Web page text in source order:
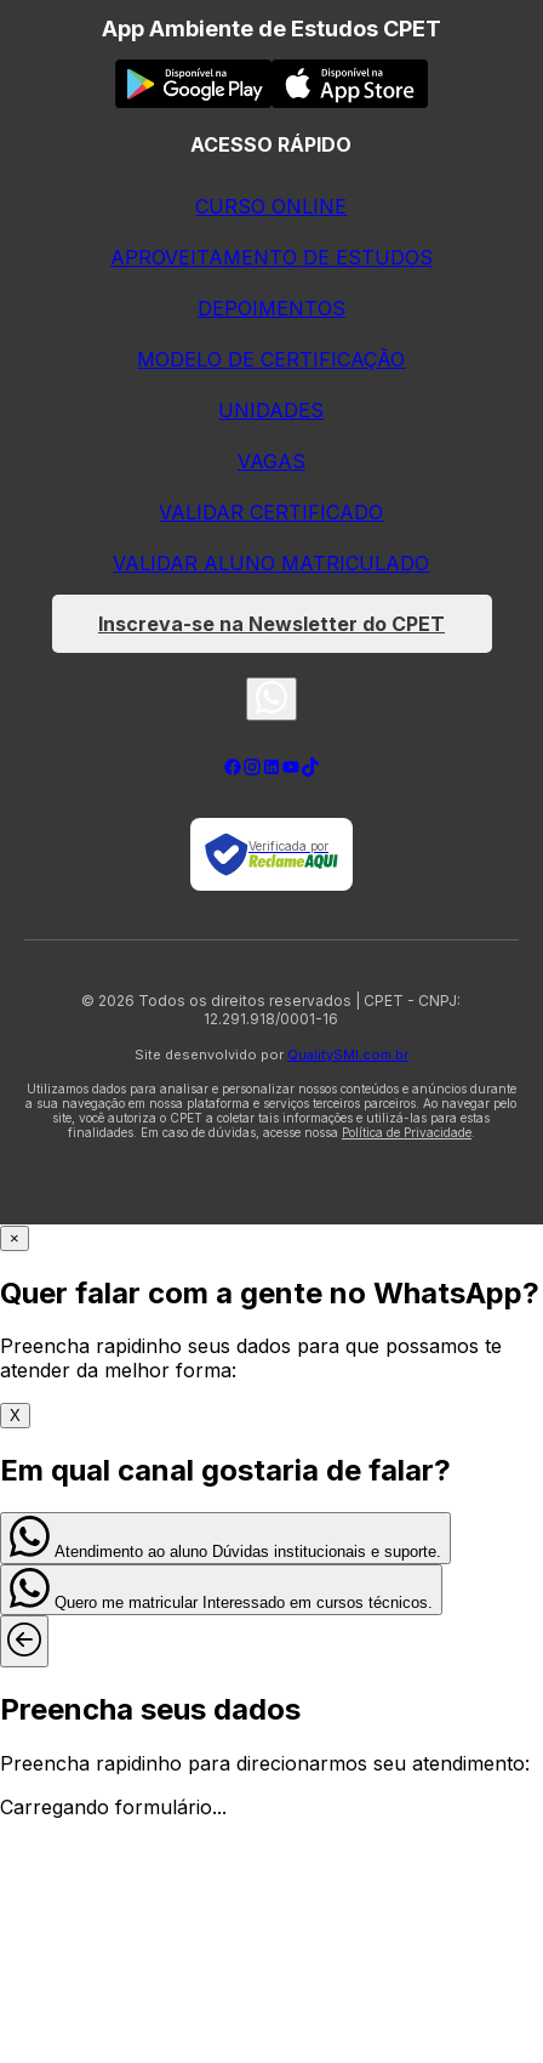
App Ambiente de Estudos CPET
ACESSO RÁPIDO
CURSO ONLINE
APROVEITAMENTO DE ESTUDOS
DEPOIMENTOS
MODELO DE CERTIFICAÇÃO
UNIDADES
VAGAS
VALIDAR CERTIFICADO
VALIDAR ALUNO MATRICULADO
Inscreva-se na Newsletter do CPET
Verificada por
© 2026 Todos os direitos reservados | CPET - CNPJ:
12.291.918/0001-16
Site desenvolvido por QualitySMI.com.br
Utilizamos dados para analisar e personalizar nossos conteúdos e anúncios durante
a sua navegação em nossa plataforma e serviços terceiros parceiros. Ao navegar pelo
site, você autoriza o CPET a coletar tais informações e utilizá-las para estas
finalidades. Em caso de dúvidas, acesse nossa Política de Privacidade
×
Quer falar com a gente no WhatsApp?
Preencha rapidinho seus dados para que possamos te
atender da melhor forma:
X
Em qual canal gostaria de falar?
Atendimento ao aluno Dúvidas institucionais e suporte.
Quero me matricular Interessado em cursos técnicos.
Preencha seus dados
Preencha rapidinho para direcionarmos seu atendimento:
Carregando formulário...